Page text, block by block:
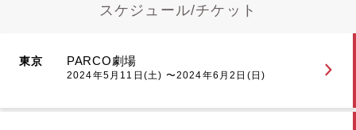
スケジュール/チケット
東京 PARCO劇場
2024年5月11日(土) 〜2024年6月2日(日)